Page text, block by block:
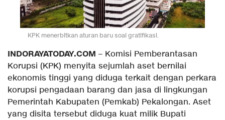
KPK menerbitkan aturan baru soal gratifikasi.
INDORAYATODAY.COM – Komisi Pemberantasan
Korupsi (KPK) menyita sejumlah aset bernilai
ekonomis tinggi yang diduga terkait dengan perkara
korupsi pengadaan barang dan jasa di lingkungan
Pemerintah Kabupaten (Pemkab) Pekalongan. Aset
yang disita tersebut diduga kuat milik Bupati